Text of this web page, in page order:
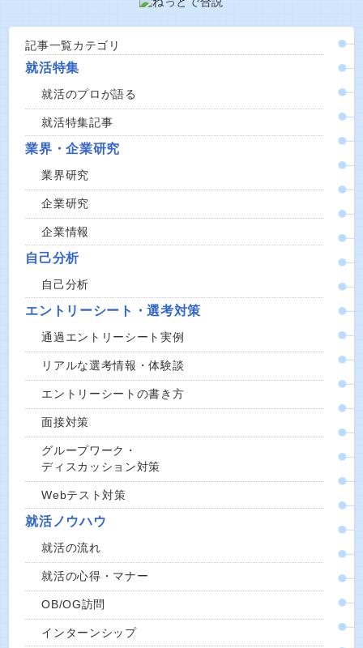
記事一覧カテゴリ
就活特集
就活のプロが語る
就活特集記事
業界・企業研究
業界研究
企業研究
企業情報
自己分析
自己分析
エントリーシート・選考対策
通過エントリーシート実例
リアルな選考情報・体験談
エントリーシートの書き方
面接対策
グループワーク・
ディスカッション対策
Webテスト対策
就活ノウハウ
就活の流れ
就活の心得・マナー
OB/OG訪問
インターンシップ